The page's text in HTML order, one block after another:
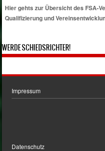
Hier gehts zur Übersicht des FSA-
Qualifizierung und
WERDE SCHIEDSRICHTER!
Impressum
Datenschutz